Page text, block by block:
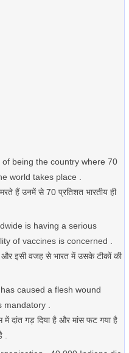
being the country where 70
world takes place .
हैं उनमें से 70 प्रतिशत भारतीय ही
is having a serious
of vaccines is concerned .
इसी वजह से भारत में उसके टीकों की
caused a flesh wound
mandatory .
दांत गड़ दिया है और मांस फट गया है